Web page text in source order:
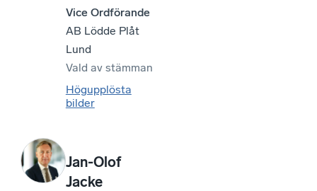
Vice Ordförande
AB Lödde Plåt
Lund
Vald av stämman
Högupplösta
bilder
Jan-Olof
Jacke